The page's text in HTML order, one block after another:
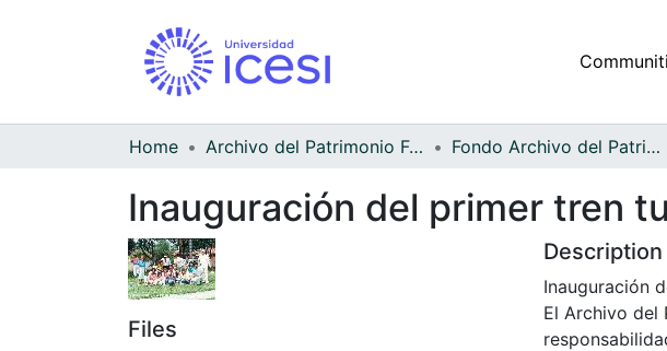
Home Archivo del Patrimonio Fotográfico y Fílmico del Valle del Cauca Fondo Archivo del Patrimonio Fotográfico y Fílmico del Valle del Cauca
Inauguración del primer tren
Files
Description
Inauguración
El Archivo del